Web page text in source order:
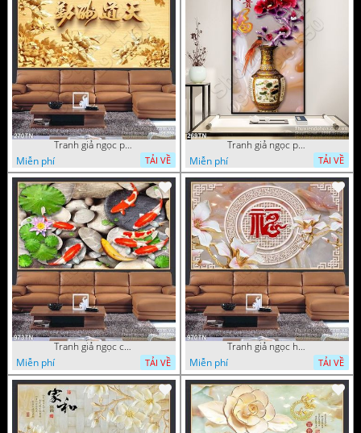
Tranh giả ngọc phù điêu ấn tượng
Miễn phí
TẢI VỀ
Tranh giả ngọc phù điêu rồng đẹp
Miễn phí
TẢI VỀ
Tranh giả ngọc cá Koi
Miễn phí
TẢI VỀ
Tranh giả ngọc hoa cổ điển
Miễn phí
TẢI VỀ